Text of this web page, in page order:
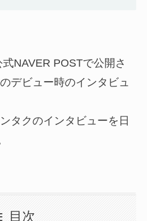
NAVER POSTで公開さ
デビュー時のインタビュ
タクのインタビューを日
目次